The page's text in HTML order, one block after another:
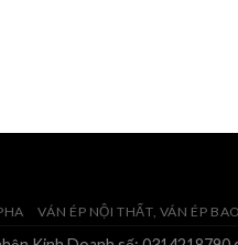
VÁN ÉP NỘI THẤT, VÁN ÉP